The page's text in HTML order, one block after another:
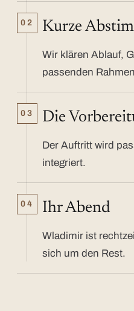
02 Kurze
Wir klären Ablauf,
passenden
03 Die
Der Auftritt wird
integriert.
04 Ihr Abend
Wladimir ist
sich um den Rest.